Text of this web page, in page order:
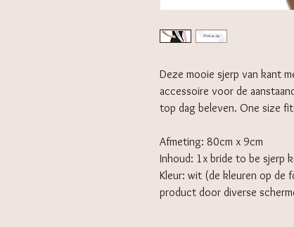
Deze mooie sjerp van kant
accessoire voor de
top dag beleven. One size
Afmeting: 80cm x 9cm
Inhoud: 1x bride to be sjerp
Kleur: wit (de kleuren op de
product door diverse